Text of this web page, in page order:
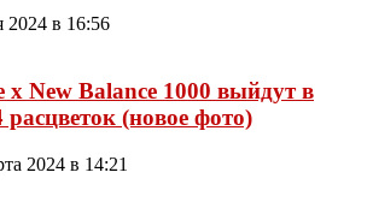
2024 в 16:56
x New Balance 1000 выйдут в
(новое фото)
2024 в 14:21